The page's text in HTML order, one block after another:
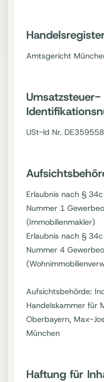
Amtsgericht
Umsatzsteuer-
USt-ld Nr.
Erlaubnis nach §
Nummer 1
(Immobilienmakler)
Erlaubnis nach §
Nummer 4
Aufsichtsbehörde:
Handelskammer für
Oberbayern, Max-
München
Haftung für